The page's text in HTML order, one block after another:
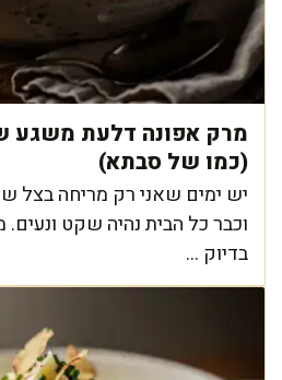
מרק אפונה דלעת
(כמו של סבתא)
יש ימים שאני רק מריחה בצל
וכבר כל הבית נהיה שקט
בדיוק ...